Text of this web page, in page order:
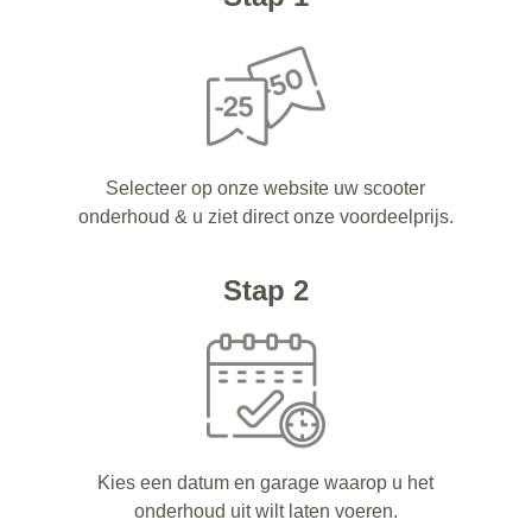
Selecteer op onze website uw scooter
onderhoud & u ziet direct onze voordeelprijs.
Stap 2
Kies een datum en garage waarop u het
onderhoud uit wilt laten voeren.